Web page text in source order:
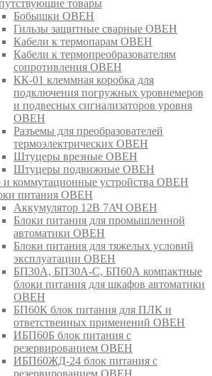
товары
Бобышки ОВЕН
Гильзы защитные сварные ОВЕН
Кабели к термопарам ОВЕН
Кабели к термопреобразователям
сопротивления ОВЕН
КК-01 клеммная коробка для
подключения погружных уровнемеров
и подвесных сигнализаторов уровня
ОВЕН
Разъемы для преобразователей
термоэлектрических ОВЕН
Штуцеры врезные ОВЕН
Штуцеры подвижные ОВЕН
коммутационные устройства ОВЕН
питания ОВЕН
Аккумулятор 12В 7АЧ ОВЕН
Блоки питания для промышленной
автоматики ОВЕН
Блоки питания для тяжелых условий
эксплуатации ОВЕН
БП30А, БП30А-С, БП60А компактные
блоки питания для шкафов автоматики
ОВЕН
БП60К блок питания для ПЛК и
ответственных применений ОВЕН
ИБП60Б блок питания с
резервированием ОВЕН
ИБП60ЖД-24 блок питания с